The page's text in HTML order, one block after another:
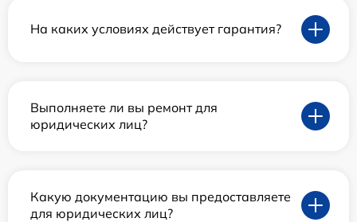
На каких условиях действует гарантия?
Выполняете ли вы ремонт для
юридических лиц?
Какую документацию вы предоставляете
для юридических лиц?